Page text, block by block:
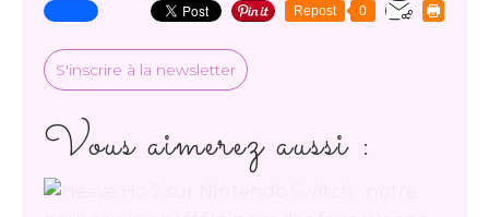
Repost 0
S'inscrire à la newsletter
Vous aimerez aussi :